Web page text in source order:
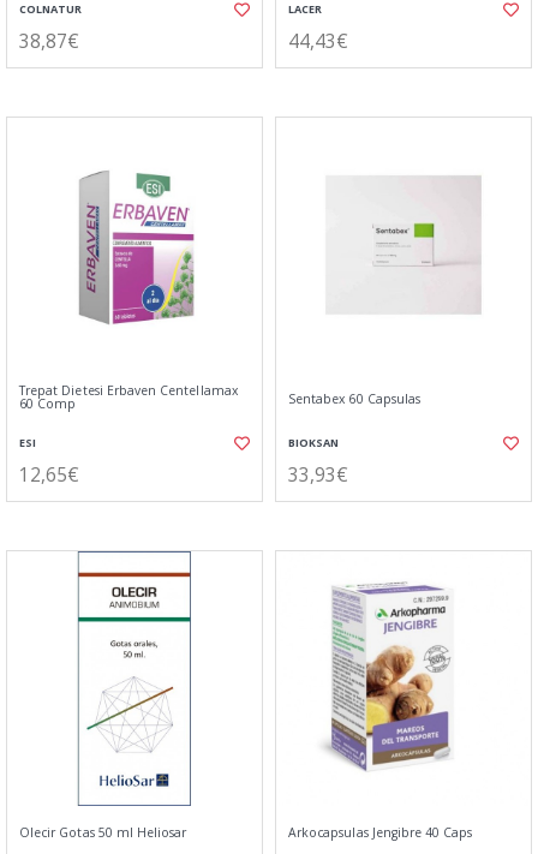
COLNATUR
38,87€
LACER
44,43€
Trepat Dietesi Erbaven Centellamax
60 Comp
ESI
12,65€
Sentabex 60 Capsulas
BIOKSAN
33,93€
Olecir Gotas 50 ml Heliosar Arkocapsulas Jengibre 40 Caps